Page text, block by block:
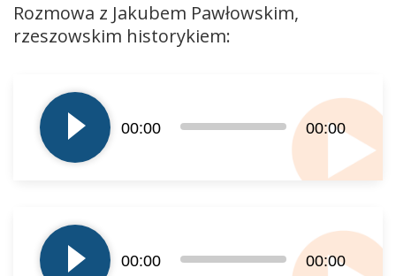
Rozmowa z Jakubem Pawłowskim,
rzeszowskim historykiem:
plików
dźwiękowych
00:00 00:00
plików
dźwiękowych
00:00 00:00